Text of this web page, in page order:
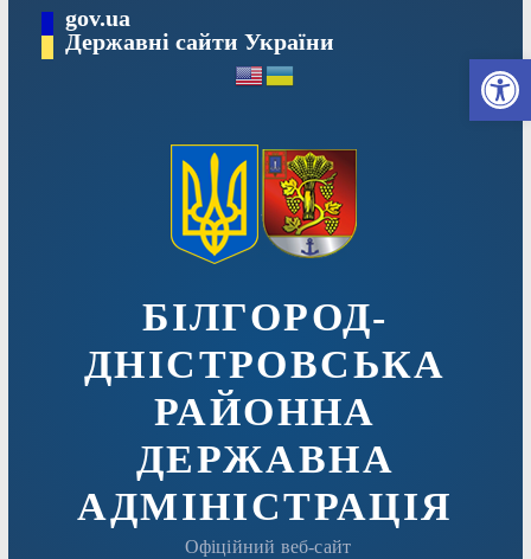
вмісту
gov.ua
Державні сайти України
БІЛГОРОД-
ДНІСТРОВСЬКА
РАЙОННА
ДЕРЖАВНА
АДМІНІСТРАЦІЯ
Офіційний веб-сайт